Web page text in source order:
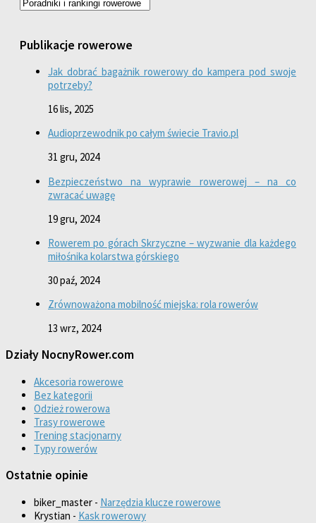
Publikacje rowerowe
Jak dobrać bagażnik rowerowy do kampera pod swoje
potrzeby?
16 lis, 2025
Audioprzewodnik po całym świecie Travio.pl
31 gru, 2024
Bezpieczeństwo na wyprawie rowerowej – na co
zwracać uwagę
19 gru, 2024
Rowerem po górach Skrzyczne – wyzwanie dla każdego
miłośnika kolarstwa górskiego
30 paź, 2024
Zrównoważona mobilność miejska: rola rowerów
13 wrz, 2024
Działy NocnyRower.com
Akcesoria rowerowe
Bez kategorii
Odzież rowerowa
Trasy rowerowe
Trening stacjonarny
Typy rowerów
Ostatnie opinie
biker_master - Narzędzia klucze rowerowe
Krystian - Kask rowerowy